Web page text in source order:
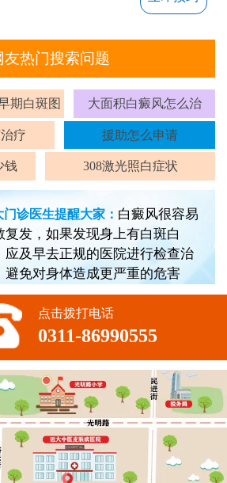
友热门搜索问题
期白斑图 大面积白癜风怎么治
疗 援助怎么申请
钱 308激光照白症状
门诊医生提醒大家： 白癜风很容易
复发，如果发现身上有白斑白
应及早去正规的医院进行检查治
避免对身体造成更严重的危害
点击拨打电话
0311-86990555